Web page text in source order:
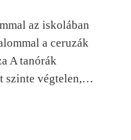
az iskolában
a ceruzák
A tanórák
szinte végtelen,…